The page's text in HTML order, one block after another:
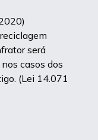
será
casos dos
(Lei 14.071